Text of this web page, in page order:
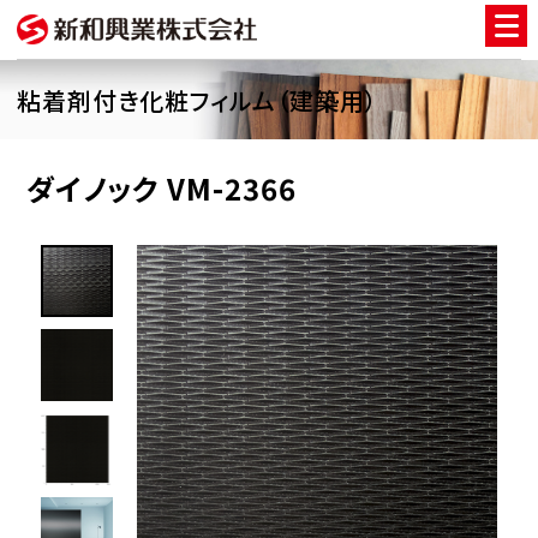
粘着剤付き化粧フィルム（建築用）
ダイノック VM-2366